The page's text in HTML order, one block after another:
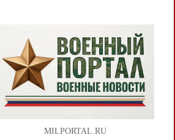
MILPORTAL.RU